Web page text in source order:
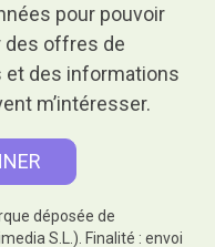
pour pouvoir
des offres de
et des informations
m’intéresser.
déposée de
S.L.). Finalité : envoi